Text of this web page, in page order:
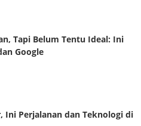
Tapi Belum Tentu Ideal: Ini
Google
Ini Perjalanan dan Teknologi di